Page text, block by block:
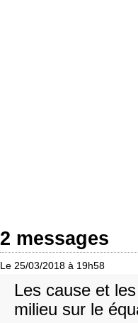
2 messages
Le 25/03/2018 à 19h58
Les cause et
milieu sur le